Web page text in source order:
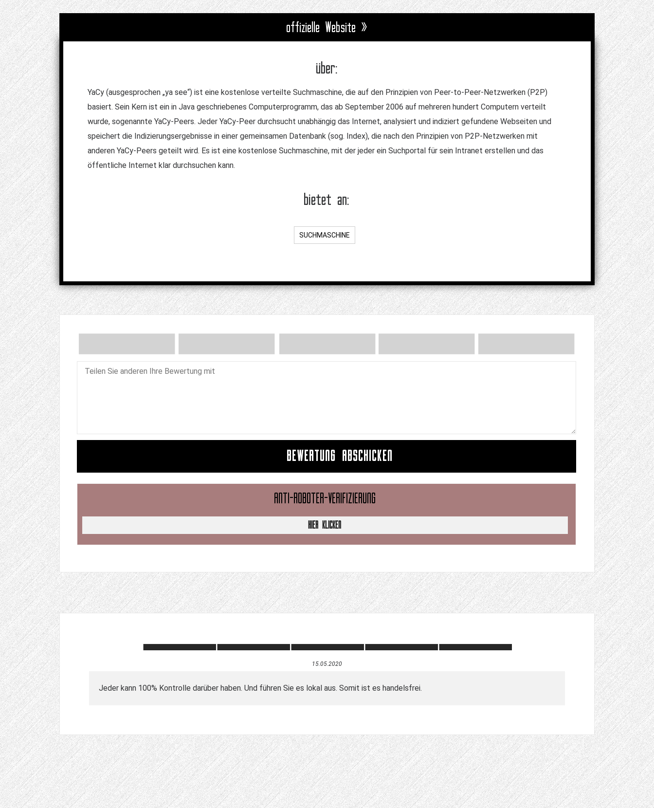
offizielle Website »
über:
YaCy (ausgesprochen „ya see“) ist eine kostenlose verteilte Suchmaschine, die auf den Prinzipien von Peer-to-Peer-Netzwerken (P2P)
basiert. Sein Kern ist ein in Java geschriebenes Computerprogramm, das ab September 2006 auf mehreren hundert Computern verteilt
wurde, sogenannte YaCy-Peers. Jeder YaCy-Peer durchsucht unabhängig das Internet, analysiert und indiziert gefundene Webseiten und
speichert die Indizierungsergebnisse in einer gemeinsamen Datenbank (sog. Index), die nach den Prinzipien von P2P-Netzwerken mit
anderen YaCy-Peers geteilt wird. Es ist eine kostenlose Suchmaschine, mit der jeder ein Suchportal für sein Intranet erstellen und das
öffentliche Internet klar durchsuchen kann.
bietet an:
SUCHMASCHINE
BEWERTUNG ABSCHICKEN
ANTI-ROBOTER-VERIFIZIERUNG
HIER KLICKEN
15.05.2020
Jeder kann 100% Kontrolle darüber haben. Und führen Sie es lokal aus. Somit ist es handelsfrei.